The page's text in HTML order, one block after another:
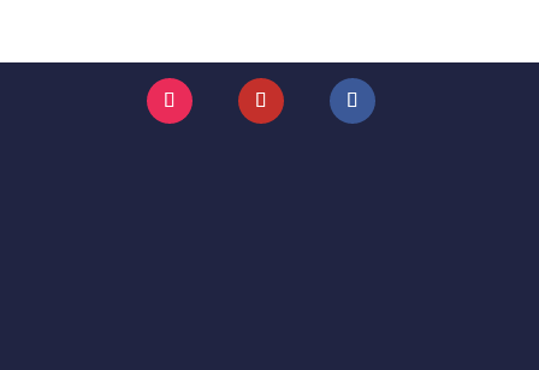
Instagram YouTube Facebook